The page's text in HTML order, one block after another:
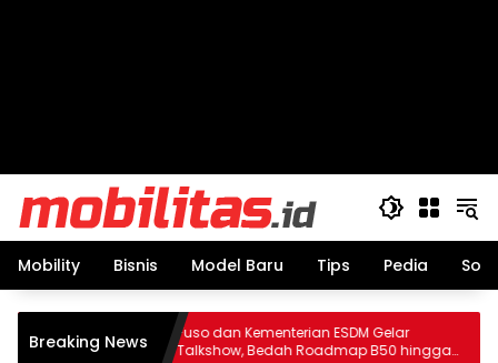
Mobility Bisnis Model Baru Tips Pedia
Breaking News
–
Fuso dan Kementerian ESDM Gelar
Talkshow, Bedah Roadmap B50 hingga